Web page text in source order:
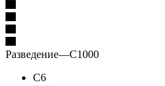
Разведение—C1000
C6